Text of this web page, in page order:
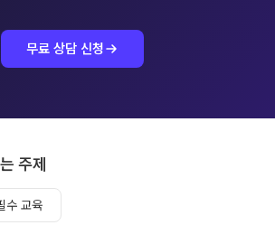
무료 상담 신청
주제
수 교육